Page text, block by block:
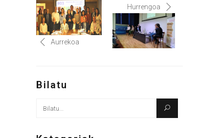
Aurrekoa
Hurrengoa
Bilatu
Bilatu